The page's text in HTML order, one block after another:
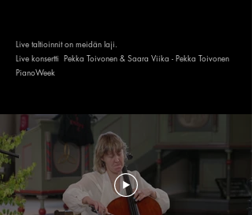
Live taltioinnit on meidän laji.
Live konsertti Pekka Toivonen & Saara Viika - Pekka Toivonen
PianoWeek